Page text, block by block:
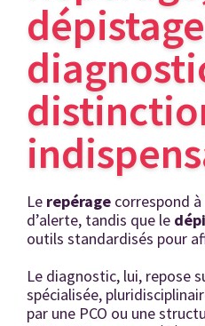
Le repérage correspond
d’alerte, tandis que le
outils standardisés pour
Le diagnostic, lui, repose
spécialisée,
par une PCO ou une